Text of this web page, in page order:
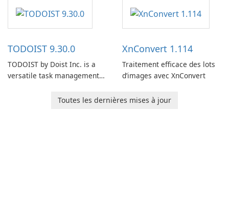
software designed to help
users capture, organize, and
access information across
TODOIST 9.30.0
TODOIST by Doist Inc. is a
versatile task management
individuals and teams
XnConvert 1.114
Traitement efficace des lots
d’images avec XnConvert
Toutes les dernières mises à jour